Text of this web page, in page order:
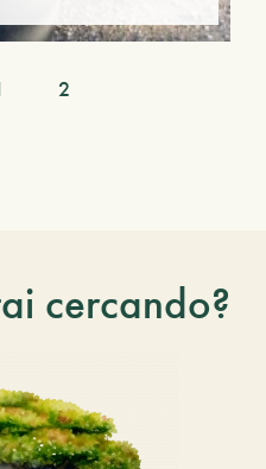
2
cercando?